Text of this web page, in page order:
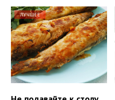
ЛУЧШЕЕ